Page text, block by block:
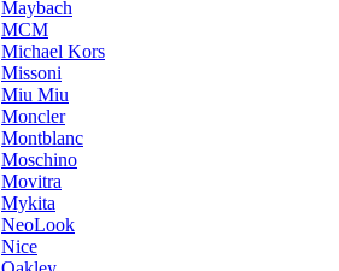
Maybach
MCM
Michael Kors
Missoni
Miu Miu
Moncler
Montblanc
Moschino
Movitra
Mykita
NeoLook
Nice